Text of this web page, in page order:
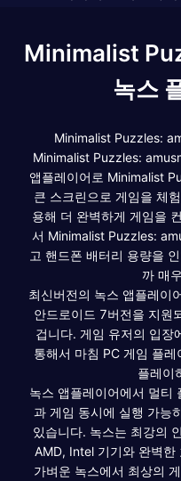
Minimalist
녹스
Minimalist Puzzles:
Minimalist Puzzles:
앱플레이어로 Minimalist
큰 스크린으로 게임을 체
용해 더 완벽하게 게임을
서 Minimalist Puzzles:
고 핸드폰 배터리 용량을
까 매
최신버전의 녹스 앱플레이
안드로이드 7버전을 지원
겁니다. 게임 유저의 입장
통해서 마침 PC 게임 플
플레이
녹스 앱플레이어에서 멀티
과 게임 동시에 실행 가능
있습니다. 녹스는 최강의
AMD, Intel 기기와 완벽한
가벼운 녹스에서 최상의